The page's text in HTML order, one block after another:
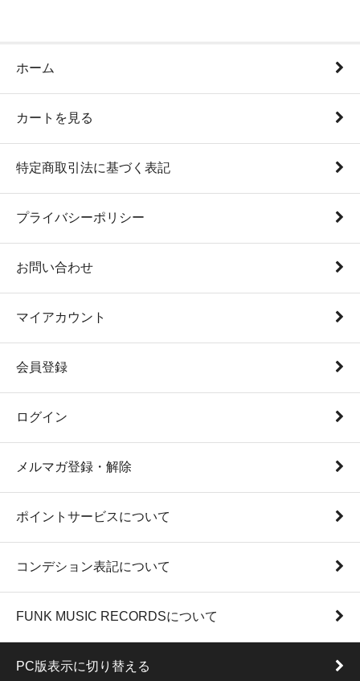
ホーム
カートを見る
特定商取引法に基づく表記
プライバシーポリシー
お問い合わせ
マイアカウント
会員登録
ログイン
メルマガ登録・解除
ポイントサービスについて
コンデション表記について
FUNK MUSIC RECORDSについて
PC版表示に切り替える